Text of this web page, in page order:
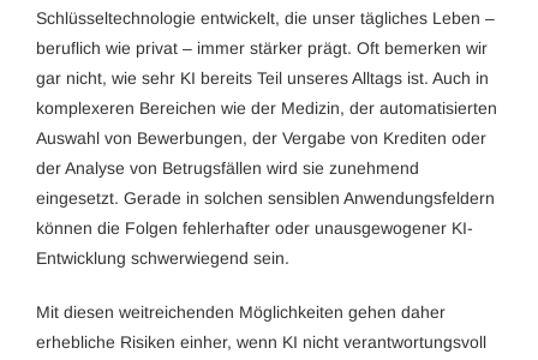
Schlüsseltechnologie entwickelt, die unser tägliches Leben –
beruflich wie privat – immer stärker prägt. Oft bemerken wir
gar nicht, wie sehr KI bereits Teil unseres Alltags ist. Auch in
komplexeren Bereichen wie der Medizin, der automatisierten
Auswahl von Bewerbungen, der Vergabe von Krediten oder
der Analyse von Betrugsfällen wird sie zunehmend
eingesetzt. Gerade in solchen sensiblen Anwendungsfeldern
können die Folgen fehlerhafter oder unausgewogener KI-
Entwicklung schwerwiegend sein.
Mit diesen weitreichenden Möglichkeiten gehen daher
erhebliche Risiken einher, wenn KI nicht verantwortungsvoll